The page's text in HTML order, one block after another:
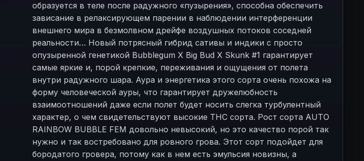
образуется в теле после радужного «пузырения», способна обеспечить
зависание в релаксирующем парении в наблюдении интерференции
внешнего мира в безмолвном дрейфе воздушных потоков соседней
реальности… Новый потрясный гибрид сативы и индики с просто
опузыренной генетикой Bubblegum X Big Bud X Skunk #1 гарантирует
самые яркие и, порой крепкие, переживания и ощущения от полета
внутри радужного шара. Аура и энергетика этого сорта очень похожа на
форму человеческой ауры, что гарантирует дружелюбность
взаимоотношений даже если полет будет носить слегка турбулентный
характер, о чем свидетельствуют высокие ТНС сорта. Рост сорта AUTO
RAINBOW BUBBLE FEM довольно невысокий, но это качество порой так
нужно и так востребовано для ровного грова. Этот сорт подойдет для
бородатого гровера, потому как в нем есть эмульсия новизны, а